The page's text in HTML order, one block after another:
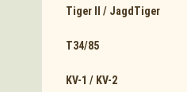
Tiger II / JagdTiger
T34/85
KV-1 / KV-2